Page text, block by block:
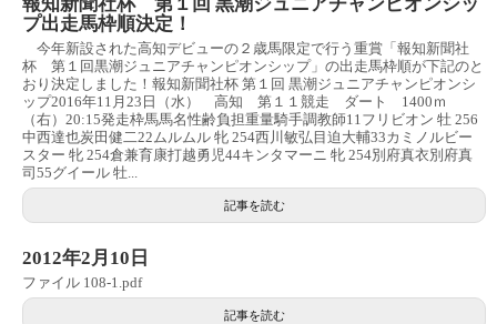
プ出走馬枠順決定！
今年新設された高知デビューの２歳馬限定で行う重賞「報知新聞社
杯 第１回黒潮ジュニアチャンピオンシップ」の出走馬枠順が下記のと
おり決定しました！報知新聞社杯 第１回 黒潮ジュニアチャンピオンシ
ップ2016年11月23日（水） 高知 第１１競走 ダート 1400ｍ
（右）20:15発走枠馬馬名性齢負担重量騎手調教師11フリビオン 牡 256
中西達也炭田健二22ムルムル 牝 254西川敏弘目迫大輔33カミノルビー
スター 牝 254倉兼育康打越勇児44キンタマーニ 牝 254別府真衣別府真
司55グイール 牡...
記事を読む
2012年2月10日
ファイル 108-1.pdf
記事を読む